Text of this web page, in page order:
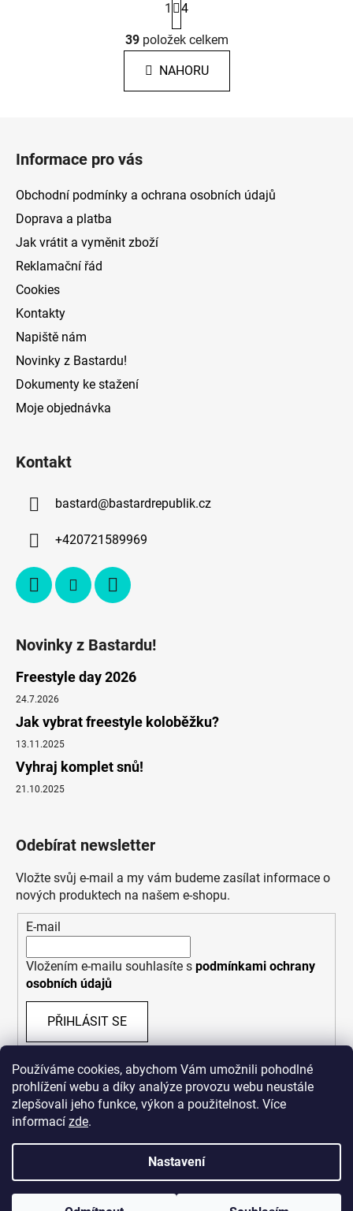
Používáme cookies, abychom Vám umožnili pohodlné
prohlížení webu a díky analýze provozu webu neustále
zlepšovali jeho funkce, výkon a použitelnost. Více
informací zde.
Nastavení
O
v
l
á
d
v
t
r
á
n
k
1 4
39položek celkem
NAHORU
Informace pro vás
Obchodní podmínky a ochrana osobních údajů
Doprava a platba
Jak vrátit a vyměnit zboží
Reklamační řád
Cookies
Kontakty
Napiště nám
Novinky z Bastardu!
Dokumenty ke stažení
Moje objednávka
Kontakt
bastard@bastardrepublik.cz
+420721589969
Novinky z Bastardu!
Freestyle day 2026
24.7.2026
Jak vybrat freestyle koloběžku?
13.11.2025
Vyhraj komplet snů!
21.10.2025
Odebírat newsletter
Vložte svůj e-mail a my vám budeme zasílat informace o
nových produktech na našem e-shopu.
E-mail
Vložením e-mailu souhlasíte s podmínkami ochrany
osobních údajů
PŘIHLÁSIT SE
Vytvořil Shoptet